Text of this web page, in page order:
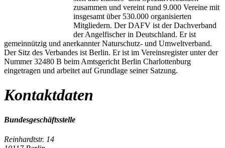
zusammen und vereint rund 9.000 Vereine mit
insgesamt über 530.000 organisierten
Mitgliedern. Der DAFV ist der Dachverband
der Angelfischer in Deutschland. Er ist
gemeinnützig und anerkannter Naturschutz- und Umweltverband.
Der Sitz des Verbandes ist Berlin. Er ist im Vereinsregister unter der
Nummer 32480 B beim Amtsgericht Berlin Charlottenburg
eingetragen und arbeitet auf Grundlage seiner Satzung.
Kontaktdaten
Bundesgeschäftsstelle
Reinhardtstr. 14